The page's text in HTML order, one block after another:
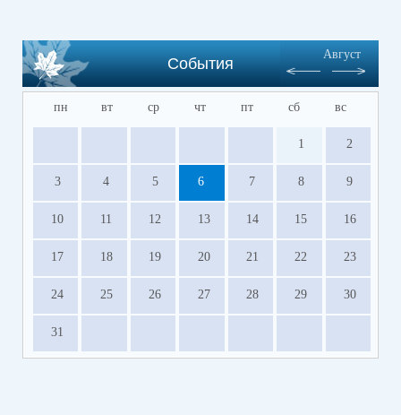
События
Август
пн вт ср чт пт сб вс
1 2
3 4 5 6 7 8 9
10 11 12 13 14 15 16
17 18 19 20 21 22 23
24 25 26 27 28 29 30
31